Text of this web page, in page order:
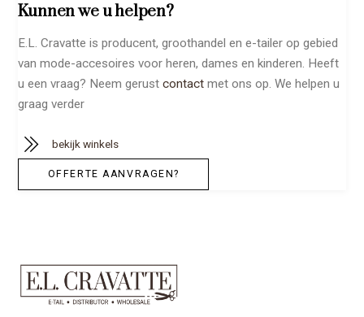
Kunnen we u helpen?
E.L. Cravatte is producent, groothandel en e-tailer op gebied
van mode-accesoires voor heren, dames en kinderen. Heeft
u een vraag? Neem gerustcontact met ons op. We helpen u
graag verder
bekijk winkels
OFFERTE AANVRAGEN?